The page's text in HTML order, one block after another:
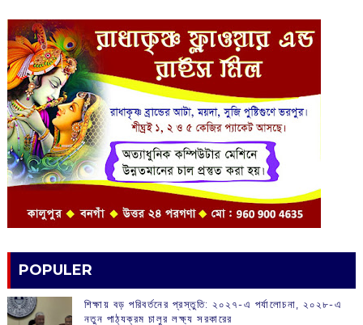
POPULER
শিক্ষায় বড় পরিবর্তনের প্রস্তুতি: ২০২৭-এ পর্যালোচনা, ২০২৮-এ
নতুন পাঠ্যক্রম চালুর লক্ষ্য সরকারের